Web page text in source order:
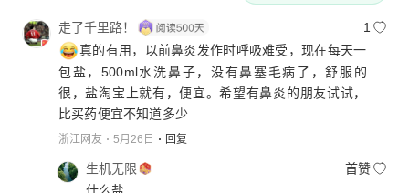
走了千里路！
1
真的有用，以前鼻炎发作时呼吸难受，现在每天一
包盐，500ml水洗鼻子，没有鼻塞毛病了，舒服的
很，盐淘宝上就有，便宜。希望有鼻炎的朋友试试，
比买药便宜不知道多少
浙江网友 5月26日 回复
生机无限
首赞